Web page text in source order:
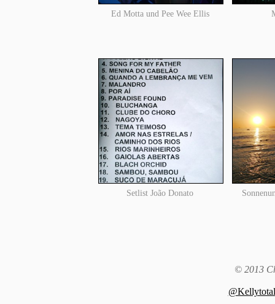
Ed Motta und Pee Wee Ellis
Setlist João Donato
© 2013